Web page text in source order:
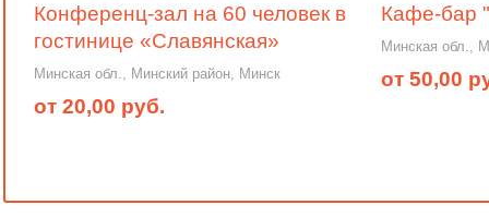
Конференц-зал на 60 человек в
гостинице «Славянская»
Минская обл., Минский район, Минск
от 20,00 руб.
Кафе-бар
Минская обл.,
от 50,00